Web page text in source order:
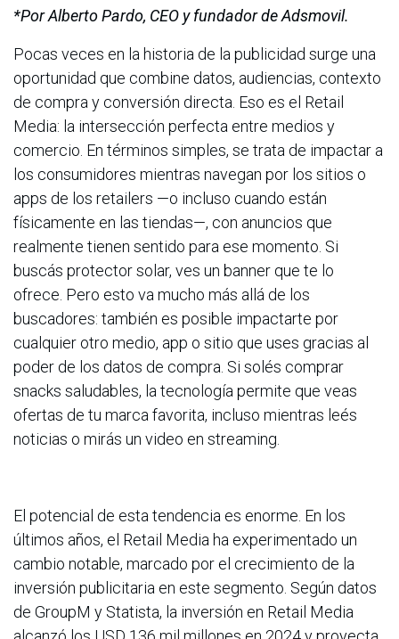
*Por Alberto Pardo, CEO y fundador de Adsmovil.
Pocas veces en la historia de la publicidad surge una
oportunidad que combine datos, audiencias, contexto
de compra y conversión directa. Eso es el Retail
Media: la intersección perfecta entre medios y
comercio. En términos simples, se trata de impactar a
los consumidores mientras navegan por los sitios o
apps de los retailers —o incluso cuando están
físicamente en las tiendas—, con anuncios que
realmente tienen sentido para ese momento. Si
buscás protector solar, ves un banner que te lo
ofrece. Pero esto va mucho más allá de los
buscadores: también es posible impactarte por
cualquier otro medio, app o sitio que uses gracias al
poder de los datos de compra. Si solés comprar
snacks saludables, la tecnología permite que veas
ofertas de tu marca favorita, incluso mientras leés
noticias o mirás un video en streaming.
El potencial de esta tendencia es enorme. En los
últimos años, el Retail Media ha experimentado un
cambio notable, marcado por el crecimiento de la
inversión publicitaria en este segmento. Según datos
de GroupM y Statista, la inversión en Retail Media